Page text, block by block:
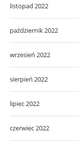
listopad 2022
październik 2022
wrzesień 2022
sierpień 2022
lipiec 2022
czerwiec 2022